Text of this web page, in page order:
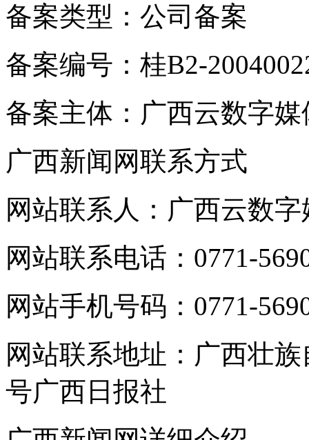
备案类型：公司备案
备案编号：桂B2-
备案主体：广西云数字
广西新闻网联系方式
网站联系人：广西云数
网站联系电话：0771-
网站手机号码：0771-
网站联系地址：广西壮
号广西日报社